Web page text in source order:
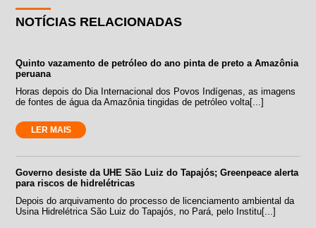
NOTÍCIAS RELACIONADAS
Quinto vazamento de petróleo do ano pinta de preto a Amazônia
peruana
Horas depois do Dia Internacional dos Povos Indígenas, as imagens
de fontes de água da Amazônia tingidas de petróleo volta[...]
LER MAIS
Governo desiste da UHE São Luiz do Tapajós; Greenpeace alerta
para riscos de hidrelétricas
Depois do arquivamento do processo de licenciamento ambiental da
Usina Hidrelétrica São Luiz do Tapajós, no Pará, pelo Institu[...]